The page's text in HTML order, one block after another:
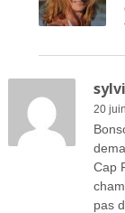
20
Cap
pas